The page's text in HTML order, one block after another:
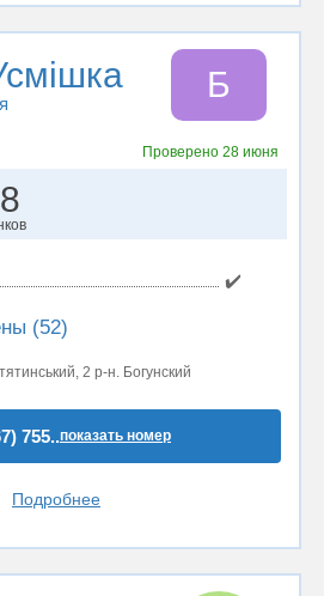
Б
Проверено 28 июня
✔️
(52)
2 р-н. Богунский
755..показать номер
Подробнее